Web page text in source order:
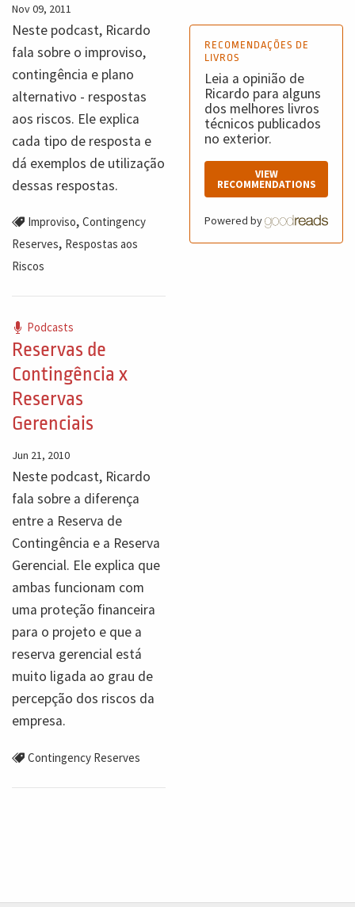
Nov 09, 2011
Neste podcast, Ricardo
fala sobre o improviso,
contingência e plano
alternativo - respostas
aos riscos. Ele explica
cada tipo de resposta e
dá exemplos de utilização
dessas respostas.
Improviso, Contingency
Reserves, Respostas aos
Riscos
Podcasts
Reservas de
Contingência x
Reservas
Gerenciais
Jun 21, 2010
Neste podcast, Ricardo
fala sobre a diferença
entre a Reserva de
Contingência e a Reserva
Gerencial. Ele explica que
ambas funcionam com
uma proteção financeira
para o projeto e que a
reserva gerencial está
muito ligada ao grau de
percepção dos riscos da
empresa.
Contingency Reserves
RECOMENDAÇÕES DE
LIVROS
Leia a opinião de
Ricardo para alguns
dos melhores livros
técnicos publicados
no exterior.
VIEW
RECOMMENDATIONS
Powered by